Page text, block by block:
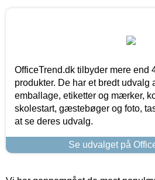
OfficeTrend.dk tilbyder mere end
produkter. De har et bredt udvalg
emballage, etiketter og mærker,
skolestart, gæstebøger og foto,
at se deres udvalg.
Se udvalget på